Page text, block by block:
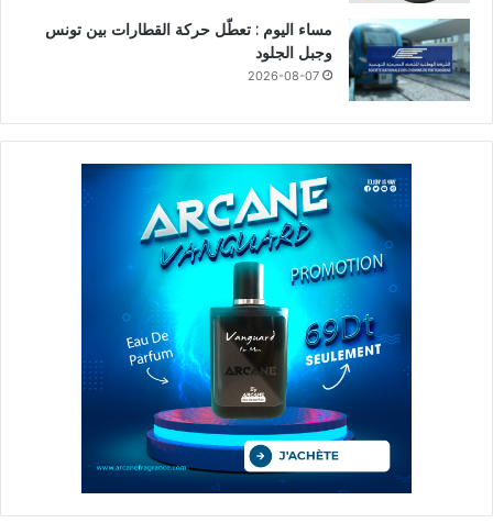
مساء اليوم : تعطّل حركة القطارات بين تونس
وجبل الجلود
2026-08-07